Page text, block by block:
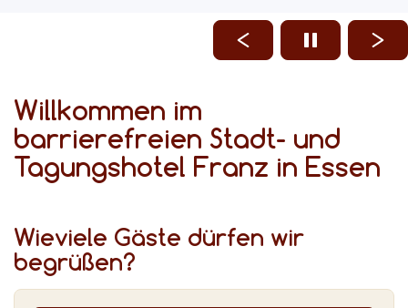
Willkommen im
barrierefreien Stadt- und
Tagungshotel Franz in Essen
Wieviele Gäste dürfen wir
begrüßen?